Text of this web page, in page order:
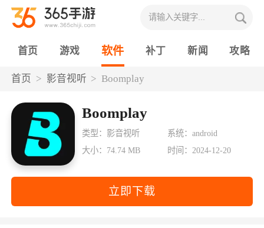
首页 游戏 软件 补丁 新闻 攻略
首页 影音视听 Boomplay
Boomplay
类型：影音视听
系统：android
大小：74.74 MB
时间：2024-12-20
立即下载